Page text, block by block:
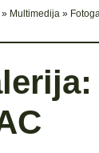
» Multimedija »